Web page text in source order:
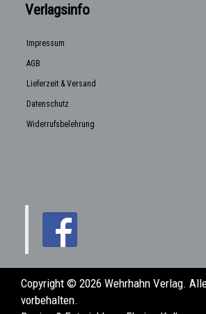
Verlagsinfo
Impressum
AGB
Lieferzeit & Versand
Datenschutz
Widerrufsbelehrung
Copyright © 2026 Wehrhahn Verlag.
vorbehalten.